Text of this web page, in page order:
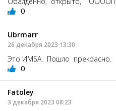
0
Ubrmarr
26 декабря 2023 13:30
Это ИМБА. Пошло прекрасно.
0
Fatoley
3 декабря 2023 08:23